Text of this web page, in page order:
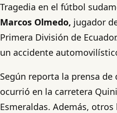
Tragedia en el fútbol
Marcos Olmedo, jugador
Primera División de
un accidente
Según reporta la prensa de
ocurrió en la carretera
Esmeraldas. Además,